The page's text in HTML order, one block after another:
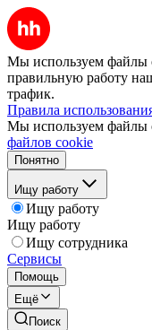
Мы используем файлы
правильную работу
трафик.
Правила
Мы используем файлы
файлов cookie
Понятно
Ищу работу
Ищу работу
Ищу работу
Ищу сотрудника
Сервисы
Помощь
Ещё
Поиск